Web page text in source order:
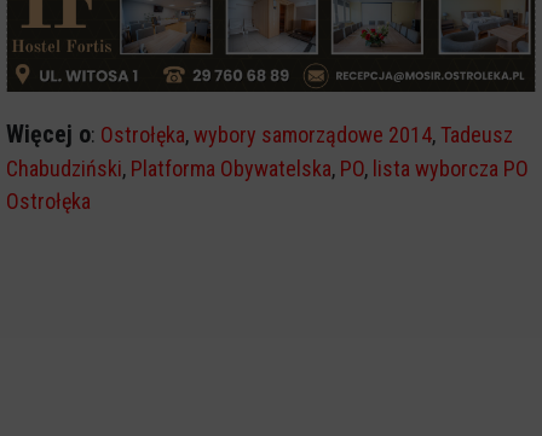
Więcej o: Ostrołęka,wybory samorządowe 2014,Tadeusz
Chabudziński, Platforma Obywatelska, PO, lista wyborcza PO
Ostrołęka